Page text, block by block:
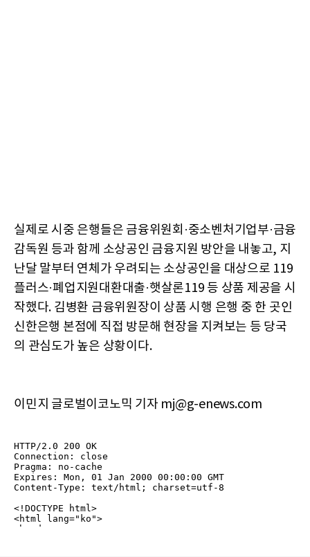
실제로 시중 은행들은 금융위원회·중소벤처기업부·금융
감독원 등과 함께 소상공인 금융지원 방안을 내놓고, 지
난달 말부터 연체가 우려되는 소상공인을 대상으로 119
플러스·폐업지원대환대출·햇살론119 등 상품 제공을 시
작했다. 김병환 금융위원장이 상품 시행 은행 중 한 곳인
신한은행 본점에 직접 방문해 현장을 지켜보는 등 당국
의 관심도가 높은 상황이다.
이민지 글로벌이코노믹 기자 mj@g-enews.com